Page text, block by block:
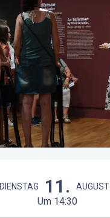
DIENSTAG 11. AUGUST
Um 14:30